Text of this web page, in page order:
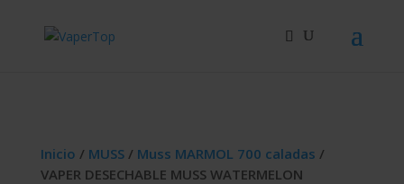
productos
Inicio / MUSS/ Muss MARMOL 700 caladas /
VAPER DESECHABLE MUSS WATERMELON